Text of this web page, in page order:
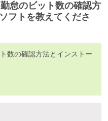
怠のビット数の確認方
フトを教えてくださ
数の確認方法とインストー